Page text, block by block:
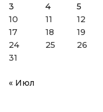
3
4 5
10
11 12
17
18 19
24
25 26
31
« Июл